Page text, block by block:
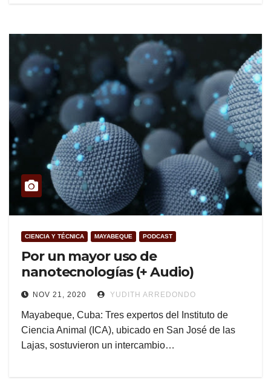
CIENCIA Y TÉCNICA MAYABEQUE PODCAST
Por un mayor uso de
nanotecnologías (+ Audio)
NOV 21, 2020 YUDITH ARREDONDO
Mayabeque, Cuba: Tres expertos del Instituto de
Ciencia Animal (ICA), ubicado en San José de las
Lajas, sostuvieron un intercambio…